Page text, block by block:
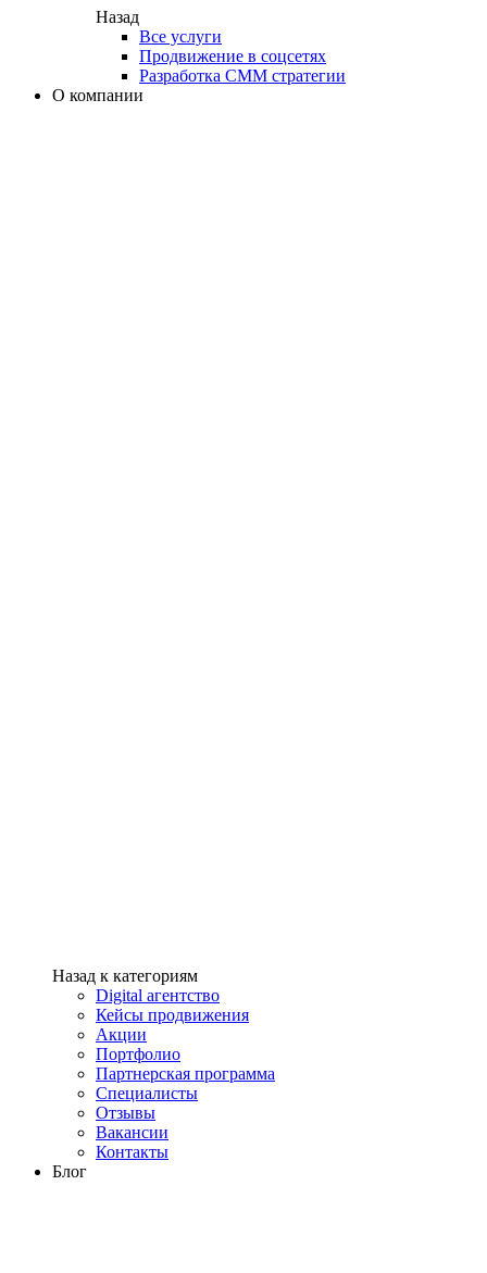
Назад
Все услуги
Продвижение в соцсетях
Разработка СММ стратегии
О компании
Назад к категориям
Digital агентство
Кейсы продвижения
Акции
Портфолио
Партнерская программа
Специалисты
Отзывы
Вакансии
Контакты
Блог